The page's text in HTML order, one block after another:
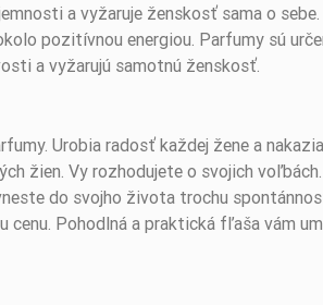
a vyžaruje ženskosť sama o
pozitívnou energiou. Parfumy sú
a vyžarujú samotnú ženskosť.
Urobia radosť každej žene a
žien. Vy rozhodujete o svojich
do svojho života trochu
Pohodlná a praktická fľaša vám